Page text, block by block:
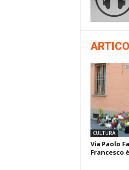
CULTURA
Via Paolo
Francesco